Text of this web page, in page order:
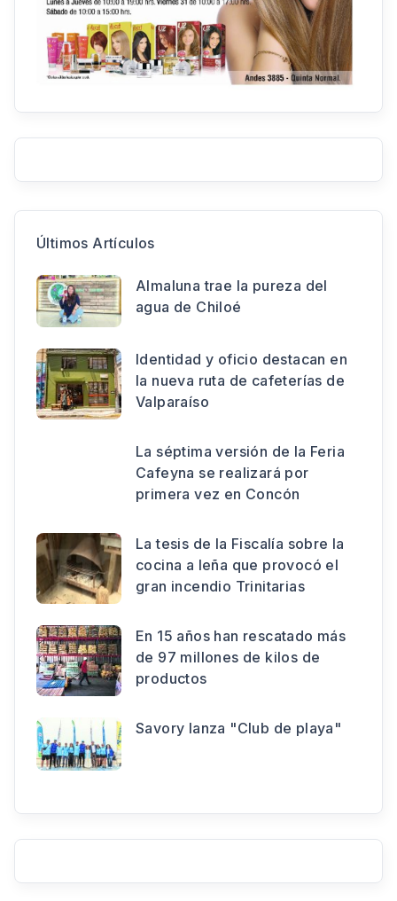
Últimos Artículos
Almaluna trae la pureza del
agua de Chiloé
Identidad y oficio destacan en
la nueva ruta de cafeterías de
Valparaíso
La séptima versión de la Feria
Cafeyna se realizará por
primera vez en Concón
La tesis de la Fiscalía sobre la
cocina a leña que provocó el
gran incendio Trinitarias
En 15 años han rescatado más
de 97 millones de kilos de
productos
Savory lanza "Club de playa"